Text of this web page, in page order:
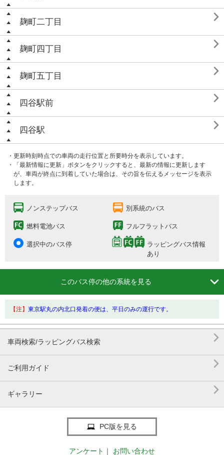
麹町二丁目 
麹町四丁目 
麹町五丁目 
四谷駅前 
四谷駅 
・更新時刻時点での車両の走行位置と所要時分を表示しています。
・「最新情報に更新」ボタンをクリックすると、最新の情報に更新します
が、車両が終点に到着していた場合は、その旨を伝えるメッセージを表示
します。
ノンステップバス 別系統のバス
燃料電池バス フルフラットバス
選択中のバス停
ラッピングバス情報
あり
このバス停の他の系統を見る 
【注】 東京駅丸の内北口発着の便は、平日のみの運行です。
車両検索/ラッピングバス検索 
ご利用ガイド 
ギャラリー 
PC版を見る
アンケート ｜ お問い合わせ